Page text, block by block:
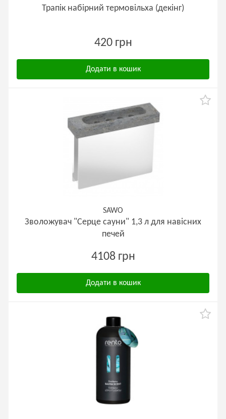
Трапік набірний термовільха (декінг)
420 грн
Додати в кошик
SAWO
Зволожувач "Серце сауни" 1,3 л для навісних
печей
4108 грн
Додати в кошик